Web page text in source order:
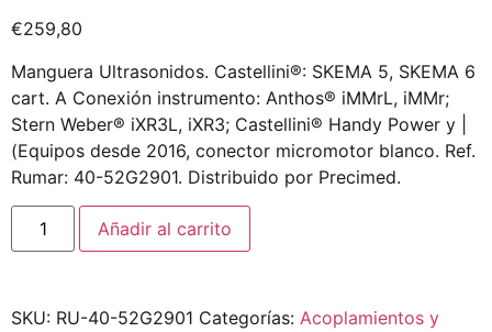
€259,80
Manguera Ultrasonidos. Castellini®: SKEMA 5, SKEMA 6
cart. A Conexión instrumento: Anthos® iMMrL, iMMr;
Stern Weber® iXR3L, iXR3; Castellini® Handy Power y |
(Equipos desde 2016, conector micromotor blanco. Ref.
Rumar: 40-52G2901. Distribuido por Precimed.
Añadir al carrito
SKU: RU-40-52G2901 Categorías: Acoplamientos y